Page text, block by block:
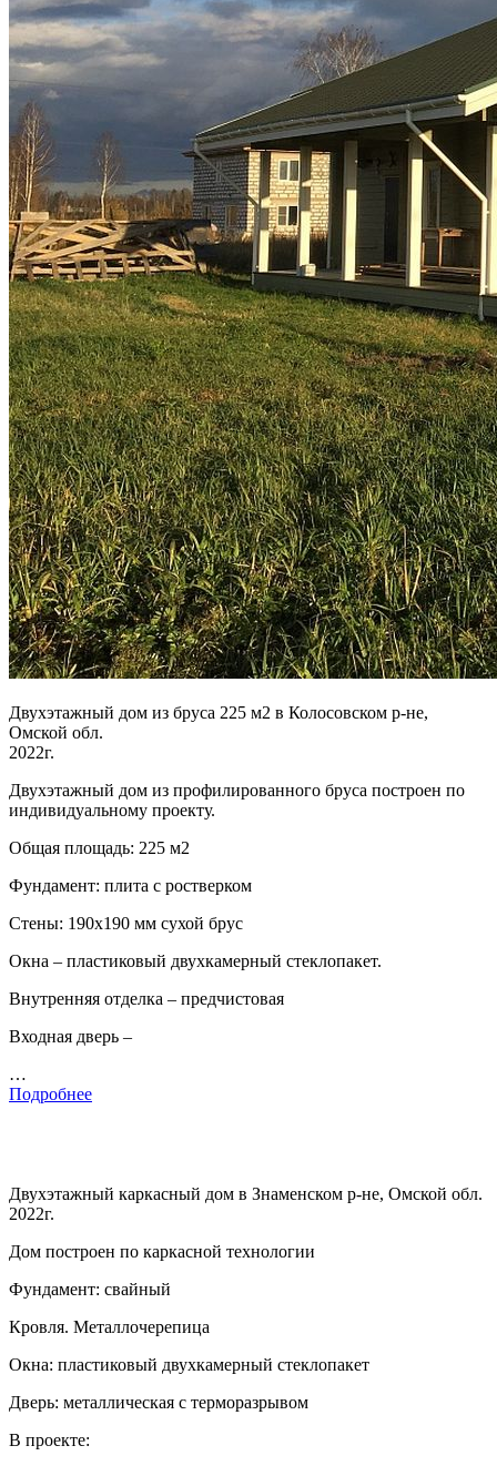
Двухэтажный дом из бруса 225 м2 в Колосовском р-не,
Омской обл.
2022г.
Двухэтажный дом из профилированного бруса построен по
индивидуальному проекту.
Общая площадь: 225 м2
Фундамент: плита с ростверком
Стены: 190х190 мм сухой брус
Окна – пластиковый двухкамерный стеклопакет.
Внутренняя отделка – предчистовая
Входная дверь –
…
Подробнее
Двухэтажный каркасный дом в Знаменском р-не, Омской обл.
2022г.
Дом построен по каркасной технологии
Фундамент: свайный
Кровля. Металлочерепица
Окна: пластиковый двухкамерный стеклопакет
Дверь: металлическая с терморазрывом
В проекте: